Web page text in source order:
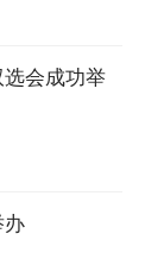
会成功举
办